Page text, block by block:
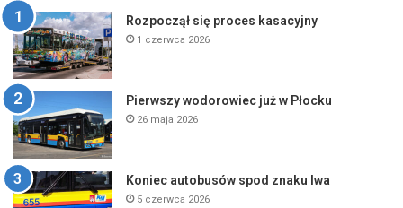
Rozpoczął się proces kasacyjny
1 czerwca 2026
Pierwszy wodorowiec już w Płocku
26 maja 2026
Koniec autobusów spod znaku lwa
5 czerwca 2026